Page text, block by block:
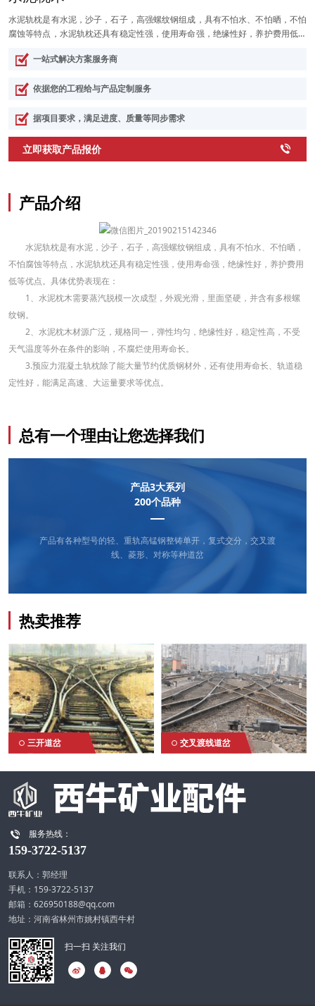
水泥轨枕是有水泥，沙子，石子，高强螺纹钢组成，具有不怕水、不怕晒，不怕
腐蚀等特点，水泥轨枕还具有稳定性强，使用寿命强，绝缘性好，养护费用低等
坚硬，并含有多根螺纹钢。2、水泥枕木材源广泛，规格同一，弹性均匀，绝缘
力混凝土轨枕除了能大量节约优质钢材外，还有使用寿命长、轨道稳定性好，能
一站式解决方案服务商
依据您的工程给与产品定制服务
据项目要求，满足进度、质量等同步需求
立即获取产品报价 
产品介绍
水泥轨枕是有水泥，沙子，石子，高强螺纹钢组成，具有不怕水、不怕晒，
不怕腐蚀等特点，水泥轨枕还具有稳定性强，使用寿命强，绝缘性好，养护费用
低等优点。具体优势表现在：
1、水泥枕木需要蒸汽脱模一次成型，外观光滑，里面坚硬，并含有多根螺
纹钢。
2、水泥枕木材源广泛，规格同一，弹性均匀，绝缘性好，稳定性高，不受
天气温度等外在条件的影响，不腐烂使用寿命长。
3.预应力混凝土轨枕除了能大量节约优质钢材外，还有使用寿命长、轨道稳
定性好，能满足高速、大运量要求等优点。
总有一个理由让您选择我们
产品3大系列
200个品种
产品有各种型号的轻、重轨高锰钢整铸单开，复式交分，交叉渡
线、菱形、对称等种道岔
热卖推荐
三开道岔 交叉渡线道岔
 服务热线：
159-3722-5137
联系人：郭经理
手机：159-3722-5137
邮箱：626950188@qq.com
地址：河南省林州市姚村镇西牛村
扫一扫 关注我们
  